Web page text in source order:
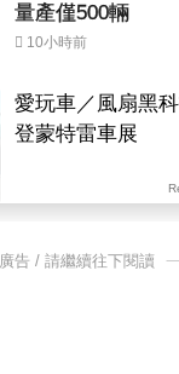
量產僅500輛
10小時前
愛玩車／風扇黑
登蒙特雷車展
廣告 / 請繼續往下閱讀